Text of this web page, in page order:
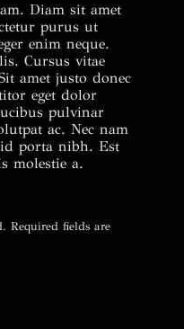
Diam sit amet
purus ut
enim neque.
Cursus vitae
amet justo donec
eget dolor
pulvinar
ac. Nec nam
porta nibh. Est
molestie a.
Required fields are